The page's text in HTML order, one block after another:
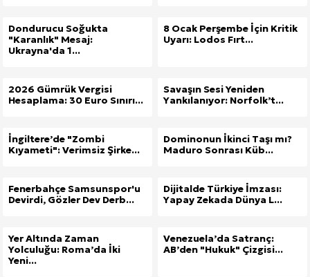
Dondurucu Soğukta
"Karanlık" Mesaj:
Ukrayna'da 1...
8 Ocak Perşembe İçin Kritik
Uyarı: Lodos Fırt...
2026 Gümrük Vergisi
Hesaplama: 30 Euro Sınırı...
Savaşın Sesi Yeniden
Yankılanıyor: Norfolk’t...
İngiltere’de "Zombi
Kıyameti": Verimsiz Şirke...
Dominonun İkinci Taşı mı?
Maduro Sonrası Küb...
Fenerbahçe Samsunspor'u
Devirdi, Gözler Dev Derb...
Dijitalde Türkiye İmzası:
Yapay Zekada Dünya L...
Yer Altında Zaman
Yolculuğu: Roma’da İki
Yeni...
Venezuela’da Satranç:
AB’den "Hukuk" Çizgisi...